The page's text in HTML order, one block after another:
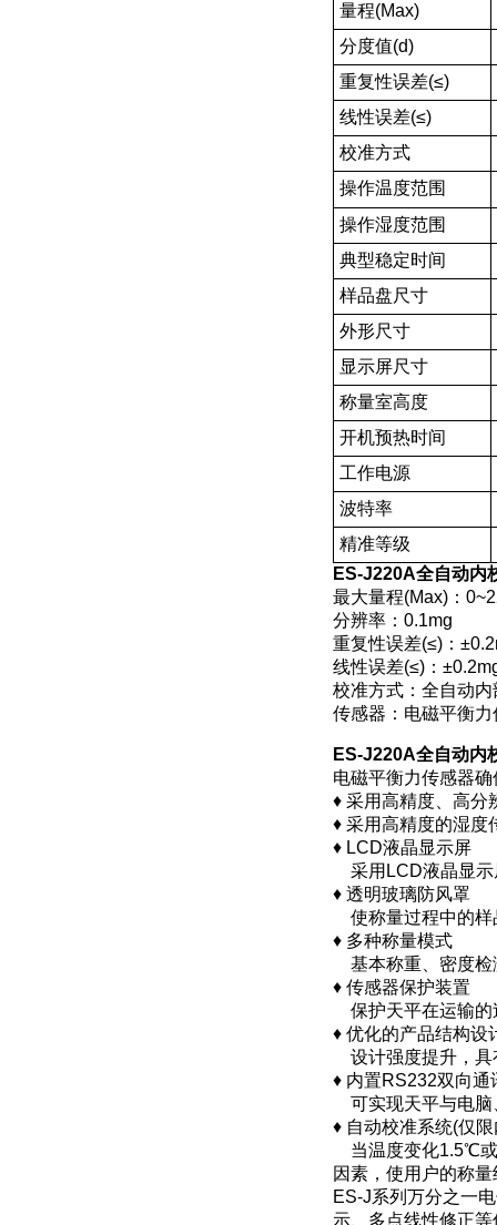
量程(Max)
分度值(d)
重复性误差(≤)
线性误差(≤)
校准方式
操作温度范围
操作湿度范围
典型稳定时间
样品盘尺寸
外形尺寸
显示屏尺寸
称量室高度
开机预热时间
工作电源
波特率
精准等级
ES-J220A全自动内
最大量程(Max)：
分辨率：0.1mg
重复性误差(≤)：
线性误差(≤)：
校准方式：全自动
传感器：电磁平衡力
ES-J220A全自动内
电磁平衡力传感器
♦ 采用高精度、高
♦ 采用高精度的湿度
♦ LCD液晶显示屏
采用LCD液晶显示
♦ 透明玻璃防风罩
使称量过程中的样
♦ 多种称量模式
基本称重、密度检
♦ 传感器保护装置
保护天平在运输的
♦ 优化的产品结构设
设计强度提升，具
♦ 内置RS232双向
可实现天平与电脑
♦ 自动校准系统(仅
当温度变化1.5℃或
因素，使用户的称
ES-J系列万分之一
示、多点线性修正